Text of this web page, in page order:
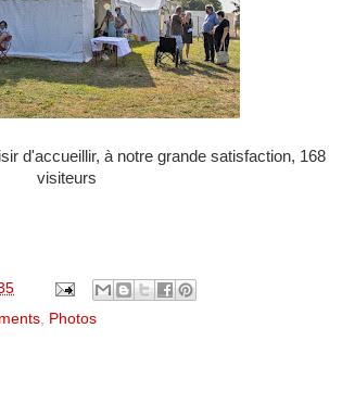
d'accueillir, à notre grande satisfaction, 168
visiteurs
Photos